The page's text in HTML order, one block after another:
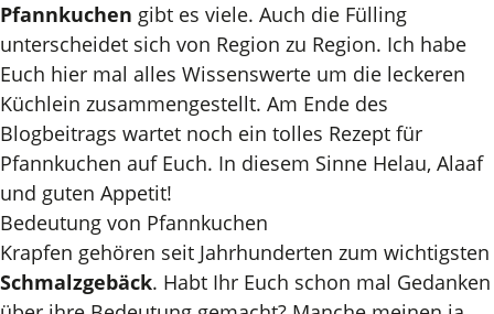
Pfannkuchen gibt es viele. Auch die Fülling
unterscheidet sich von Region zu Region. Ich habe
Euch hier mal alles Wissenswerte um die leckeren
Küchlein zusammengestellt. Am Ende des
Blogbeitrags wartet noch ein tolles Rezept für
Pfannkuchen auf Euch. In diesem Sinne Helau, Alaaf
und guten Appetit!
Bedeutung von Pfannkuchen
Krapfen gehören seit Jahrhunderten zum wichtigsten
Schmalzgebäck. Habt Ihr Euch schon mal Gedanken